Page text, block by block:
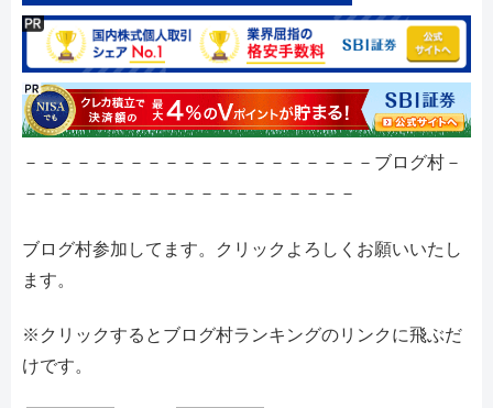
－－－－－－－－－－－－－－－－－－－－ブログ村－
－－－－－－－－－－－－－－－－－－－
ブログ村参加してます。クリックよろしくお願いいたし
ます。
※クリックするとブログ村ランキングのリンクに飛ぶだ
けです。